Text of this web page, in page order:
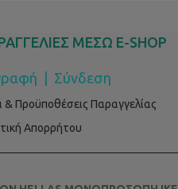
ΜΕΣΩ E-SHOP
Σύνδεση
& Προϋποθέσεις Παραγγελίας
Απορρήτου